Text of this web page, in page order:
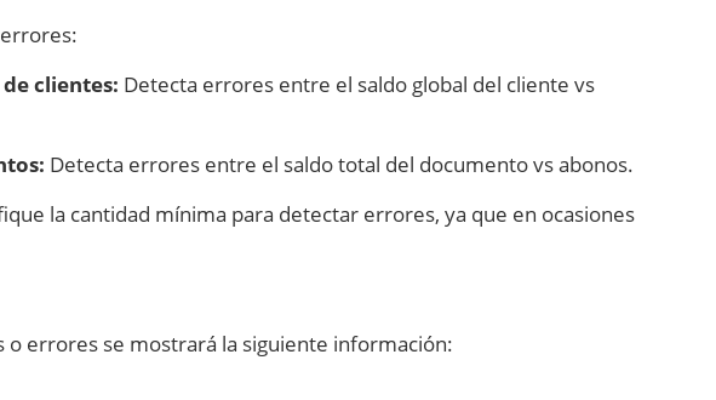
clientes: Detecta errores entre el saldo global del cliente vs
Detecta errores entre el saldo total del documento vs abonos.
la cantidad mínima para detectar errores, ya que en ocasiones
o errores se mostrará la siguiente información: